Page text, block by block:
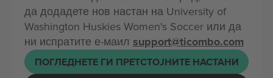
да додадете нов настан на University of
Washington Huskies Women's Soccer или да
ни испратите е-маил support@ticombo.com
ПОГЛЕДНЕТЕ ГИ ПРЕТСТОЈНИТЕ НАСТАНИ